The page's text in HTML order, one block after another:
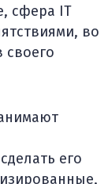
сфера IT
во
своего
его